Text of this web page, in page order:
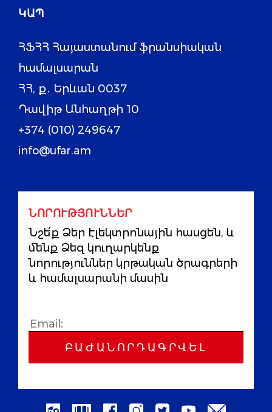
ԿԱՊ
ՀՖՀՀ Հայաստանում ֆրանսիական
համալսարան
ՀՀ, ք․ Երևան 0037
Դավիթ Անհաղթի 10
+374 (010) 249647
info@ufar.am
ՆՈՐՈՒԹՅՈՒՆՆԵՐ
Նշե՛ք Ձեր էլեկտրոնային հասցեն, և
մենք Ձեզ կուղարկենք
նորություններ կրթական ծրագրերի
և համալսարանի մասին
ԲԱԺԱՆՈՐԴԱԳՐՎԵԼ